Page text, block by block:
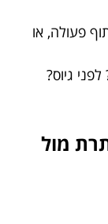
פעולה, או
גיוס?
מול